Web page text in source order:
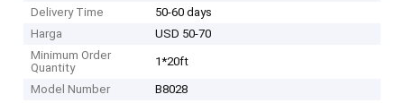
Delivery Time
50-60 days
Harga
USD 50-70
Minimum Order
Quantity
1*20ft
Model Number
B8028